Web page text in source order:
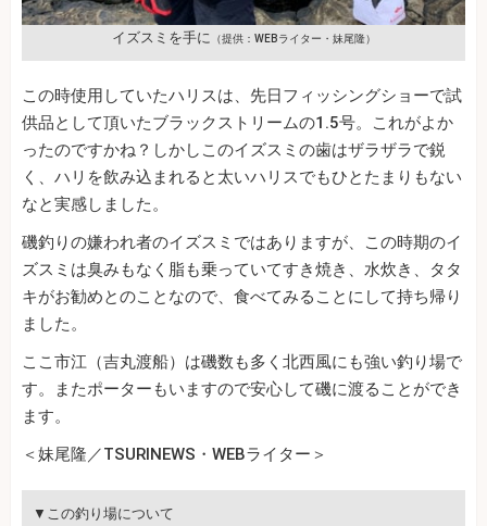
イズスミを手に （提供：WEBライター・妹尾隆）
この時使用していたハリスは、先日フィッシングショーで試
供品として頂いたブラックストリームの1.5号。これがよか
ったのですかね？しかしこのイズスミの歯はザラザラで鋭
く、ハリを飲み込まれると太いハリスでもひとたまりもない
なと実感しました。
磯釣りの嫌われ者のイズスミではありますが、この時期のイ
ズスミは臭みもなく脂も乗っていてすき焼き、水炊き、タタ
キがお勧めとのことなので、食べてみることにして持ち帰り
ました。
ここ市江（吉丸渡船）は磯数も多く北西風にも強い釣り場で
す。またポーターもいますので安心して磯に渡ることができ
ます。
＜妹尾隆／TSURINEWS・WEBライター＞
▼この釣り場について